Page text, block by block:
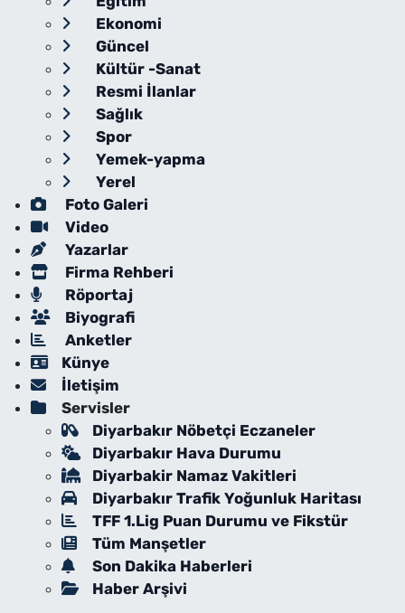
Ekonomi
Güncel
Kültür -Sanat
Resmi İlanlar
Sağlık
Spor
Yemek-yapma
Yerel
Foto Galeri
Video
Yazarlar
Firma Rehberi
Röportaj
Biyografi
Anketler
Künye
İletişim
Servisler
Diyarbakır Nöbetçi Eczaneler
Diyarbakır Hava Durumu
Diyarbakir Namaz Vakitleri
Diyarbakır Trafik Yoğunluk Haritası
TFF 1.Lig Puan Durumu ve Fikstür
Tüm Manşetler
Son Dakika Haberleri
Haber Arşivi